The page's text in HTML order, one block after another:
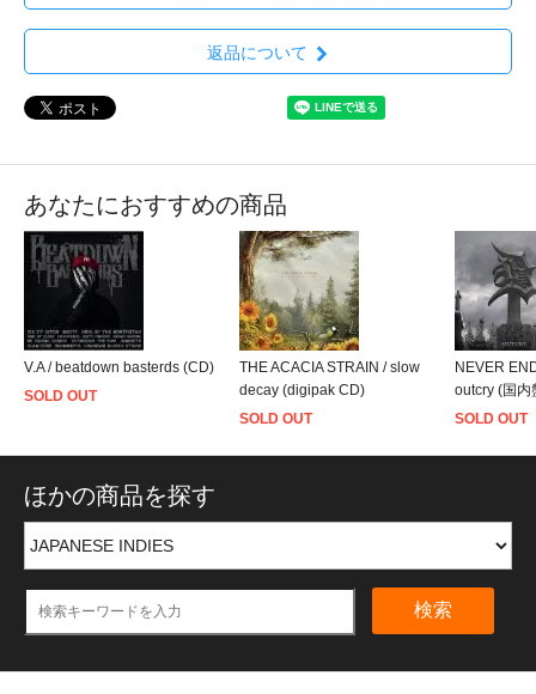
返品について
あなたにおすすめの商品
V.A / beatdown basterds (CD)
SOLD OUT
THE ACACIA STRAIN / slow
decay (digipak CD)
SOLD OUT
NEVER
outcry (国内
SOLD OUT
ほかの商品を探す
検索